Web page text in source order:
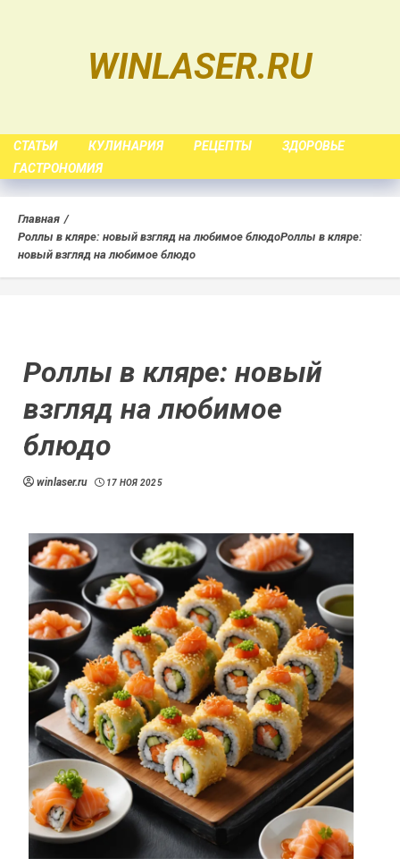
WINLASER.RU
СТАТЬИ КУЛИНАРИЯ РЕЦЕПТЫ
ЗДОРОВЬЕ
ГАСТРОНОМИЯ
Главная
Роллы в кляре: новый взгляд на любимое блюдоРоллы в кляре:
новый взгляд на любимое блюдо
Роллы в кляре: новый
взгляд на любимое
блюдо
winlaser.ru 17 НОЯ 2025